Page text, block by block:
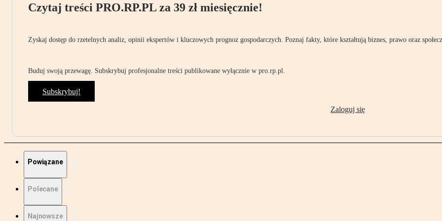
Czytaj treści PRO.RP.PL za 39 zł miesięcznie!
Zyskaj dostęp do rzetelnych analiz, opinii ekspertów i kluczowych prognoz gospodarczych. Poznaj fakty, które kształtują biznes, prawo oraz
Buduj swoją przewagę. Subskrybuj profesjonalne treści publikowane wyłącznie w pro.rp.pl.
Subskrybuj!
Zaloguj się
Powiązane
Polecane
Najnowsze